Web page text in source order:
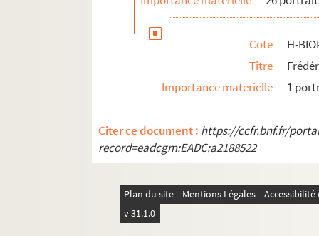
Cote
H-
Titre
Importance matérielle
1
Citer ce document : https://ccfr.bnf.fr/
record=eadcgm:EADC:a2188522
Plan du site Mentions Légales
v 31.1.0